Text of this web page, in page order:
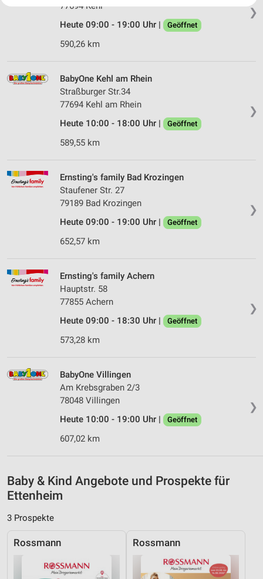
❯
77694 Kehl
Heute 09:00 - 19:00 Uhr |
Geöffnet
590,26 km
❯
BabyOne Kehl am Rhein
Straßburger Str.34
77694 Kehl am Rhein
Heute 10:00 - 18:00 Uhr |
Geöffnet
589,55 km
❯
Ernsting's family Bad Krozingen
Staufener Str. 27
79189 Bad Krozingen
Heute 09:00 - 19:00 Uhr |
Geöffnet
652,57 km
❯
Ernsting's family Achern
Hauptstr. 58
77855 Achern
Heute 09:00 - 18:30 Uhr |
Geöffnet
573,28 km
❯
BabyOne Villingen
Am Krebsgraben 2/3
78048 Villingen
Heute 10:00 - 19:00 Uhr |
Geöffnet
607,02 km
Baby & Kind Angebote und Prospekte für
Ettenheim
3 Prospekte
Rossmann Rossmann
Website/App.
Partnerliste anzeigen (1 IAB-Anbieter)
Wir nutzen Ihre Daten für folgende Zwecke:
Speichern von oder Zugriff auf Informationen
auf einem Endgerät
Verwendung reduzierter Daten zur Auswahl von
Erstellung von Profilen für personalisierte
Verwendung von Profilen zur Auswahl
personalisierter Werbung
Erstellung von Profilen zur Personalisierung
von Inhalten
Verwendung von Profilen zur Auswahl
Messung der Werbeleistung
Messung der Performance von Inhalten
Analyse von Zielgruppen durch Statistiken oder
Kombinationen von Daten aus verschiedenen
Entwicklung und Verbesserung der Angebote
Verwendung reduzierter Daten zur Auswahl von
IAB-Besonderheiten:
Verwendung genauer Standortdaten
Informationen identifizieren
Nicht-IAB-Verarbeitungszwecke:
Notwendig